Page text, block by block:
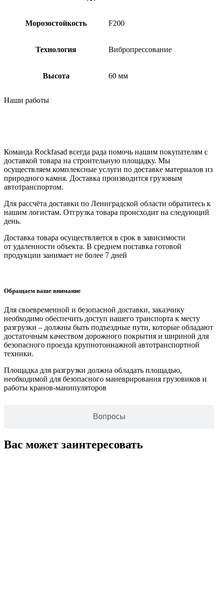
Морозостойкость F200
Технология Вибропрессование
Высота 60 мм
Наши работы
Вопросы
Команда Rockfasad всегда рада помочь нашим покупателям с
доставкой товара на строительную площадку. Мы
осуществляем комплексные услуги по доставке материалов из
природного камня. Доставка производится грузовым
автотранспортом.
Для рассчёта доставки по Лениградской области обратитесь к
нашим логистам. Отгрузка товара происходит на следующий
день.
Доставка товара осуществляется в срок в зависимости
от удаленности объекта. В среднем поставка готовой
продукции занимает не более 7 дней
Обращаем ваше внимание
Для своевременной и безопасной доставки, заказчику
необходимо обеспечить доступ нашего транспорта к месту
разгрузки – должны быть подъездные пути, которые обладают
достаточным качеством дорожного покрытия и шириной для
безопасного проезда крупнотоннажной автотранспортной
техники.
Площадка для разгрузки должна обладать площадью,
необходимой для безопасного маневрирования грузовиков и
работы кранов-манипуляторов
Вас может заинтересовать